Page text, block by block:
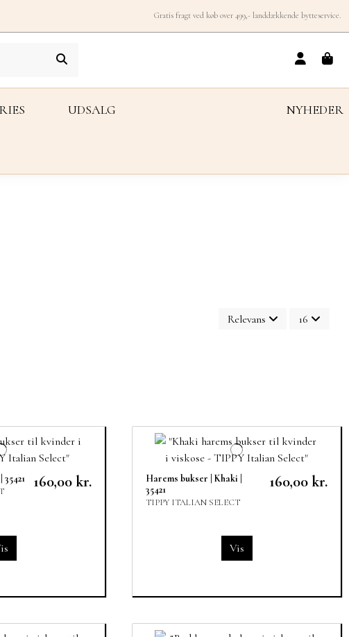
Gratis fragt ved køb over 499,- landdækkende bytteservice.
NYHEDER
UDSALG
Relevans 16
160,00 kr.
Harems bukser | Khaki |
35421
TIPPY ITALIAN SELECT
160,00 kr.
Vis